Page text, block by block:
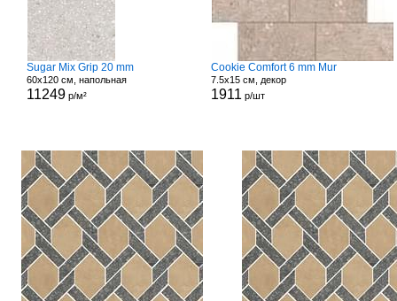
Sugar Mix Grip 20 mm
60x120 см, напольная
11249 р/м²
Cookie Comfort 6 mm Mur
7.5x15 см, декор
1911 р/шт